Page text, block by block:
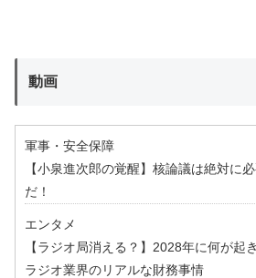
動画
軍事・安全保障
【小泉進次郎の覚醒】核論議は絶対に
だ！
エンタメ
【ラジオ局消える？】2028年に何が起
ラジオ業界のリアルな財務事情